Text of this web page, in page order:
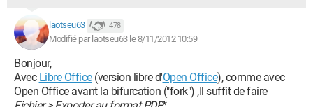
laotseu63 478
Modifié par laotseu63 le 8/11/2012 10:59
Bonjour,
Avec Libre Office(version libre d'Open Office), comme avec
Open Office avant la bifurcation ("fork") ,Il suffit de faire